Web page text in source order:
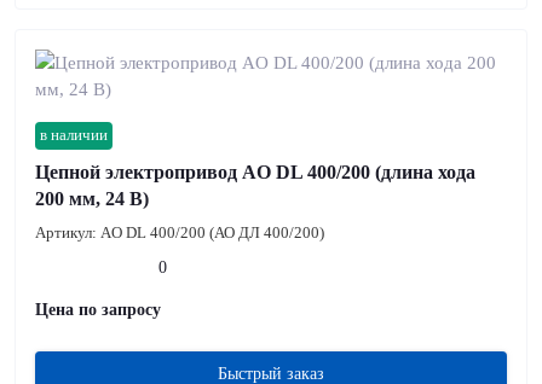
в наличии
Цепной электропривод AO DL 400/200 (длина хода
200 мм, 24 В)
Артикул: AO DL 400/200 (АО ДЛ 400/200)
0
Цена по запросу
Быстрый заказ